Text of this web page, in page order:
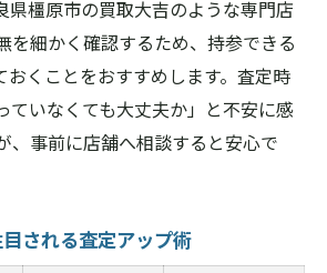
県橿原市の買取大吉のような専門店
を細かく確認するため、持参できる
おくことをおすすめします。査定時
ていなくても大丈夫か」と不安に感
、事前に店舗へ相談すると安心で
される査定アップ術